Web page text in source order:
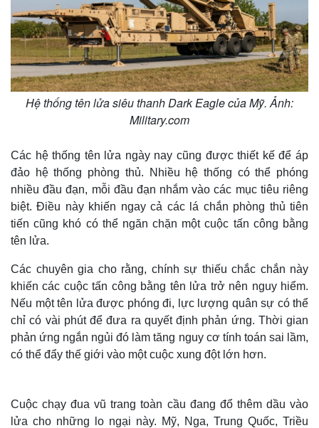
Hệ thống tên lửa siêu thanh Dark Eagle của Mỹ. Ảnh:
Military.com
Các hệ thống tên lửa ngày nay cũng được thiết kế để áp
đảo hệ thống phòng thủ. Nhiều hệ thống có thể phóng
nhiều đầu đạn, mỗi đầu đạn nhắm vào các mục tiêu riêng
biệt. Điều này khiến ngay cả các lá chắn phòng thủ tiên
tiến cũng khó có thể ngăn chặn một cuộc tấn công bằng
tên lửa.
Các chuyên gia cho rằng, chính sự thiếu chắc chắn này
khiến các cuộc tấn công bằng tên lửa trở nên nguy hiểm.
Nếu một tên lửa được phóng đi, lực lượng quân sự có thể
chỉ có vài phút để đưa ra quyết định phản ứng. Thời gian
phản ứng ngắn ngủi đó làm tăng nguy cơ tính toán sai lầm,
có thể đẩy thế giới vào một cuộc xung đột lớn hơn.
Cuộc chạy đua vũ trang toàn cầu đang đổ thêm dầu vào
lửa cho những lo ngại này. Mỹ, Nga, Trung Quốc, Triều